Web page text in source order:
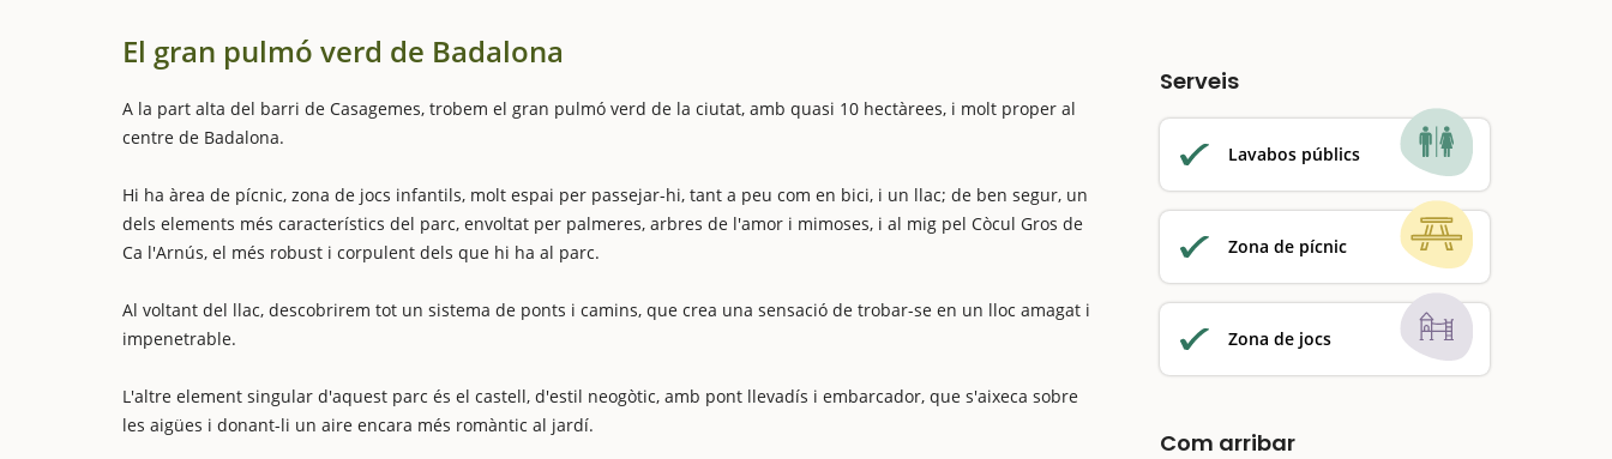
El gran pulmó verd de Badalona
A la part alta del barri de Casagemes, trobem el gran pulmó verd de la ciutat, amb quasi 10 hectàrees, i molt proper al
centre de Badalona.
Hi ha àrea de pícnic, zona de jocs infantils, molt espai per passejar-hi, tant a peu com en bici, i un llac; de ben segur, un
dels elements més característics del parc, envoltat per palmeres, arbres de l'amor i mimoses, i al mig pel Còcul Gros de
Ca l'Arnús, el més robust i corpulent dels que hi ha al parc.
Al voltant del llac, descobrirem tot un sistema de ponts i camins, que crea una sensació de trobar-se en un lloc amagat i
impenetrable.
L'altre element singular d'aquest parc és el castell, d'estil neogòtic, amb pont llevadís i embarcador, que s'aixeca sobre
les aigües i donant-li un aire encara més romàntic al jardí.
Serveis
Lavabos públics
Zona de pícnic
Zona de jocs
Com arribar